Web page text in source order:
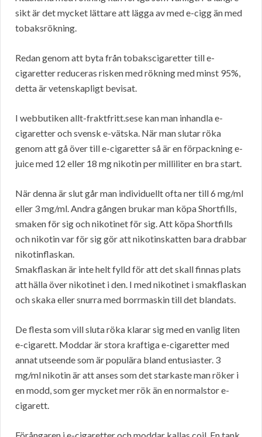
sikt är det mycket lättare att lägga av med e-cigg än med
tobaksrökning.
Redan genom att byta från tobakscigaretter till e-
cigaretter reduceras risken med rökning med minst 95%,
detta är vetenskapligt bevisat.
I webbutiken allt-fraktfritt.sese kan man inhandla e-
cigaretter och svensk e-vätska. När man slutar röka
genom att gå över till e-cigaretter så är en förpackning e-
juice med 12 eller 18 mg nikotin per milliliter en bra start.
När denna är slut går man individuellt ofta ner till 6 mg/ml
eller 3 mg/ml. Andra gången brukar man köpa Shortfills,
smaken för sig och nikotinet för sig. Att köpa Shortfills
och nikotin var för sig gör att nikotinskatten bara drabbar
nikotinflaskan.
Smakflaskan är inte helt fylld för att det skall finnas plats
att hälla över nikotinet i den. I med nikotinet i smakflaskan
och skaka eller snurra med borrmaskin till det blandats.
De flesta som vill sluta röka klarar sig med en vanlig liten
e-cigarett. Moddar är stora kraftiga e-cigaretter med
annat utseende som är populära bland entusiaster. 3
mg/ml nikotin är att anses som det starkaste man röker i
en modd, som ger mycket mer rök än en normalstor e-
cigarett.